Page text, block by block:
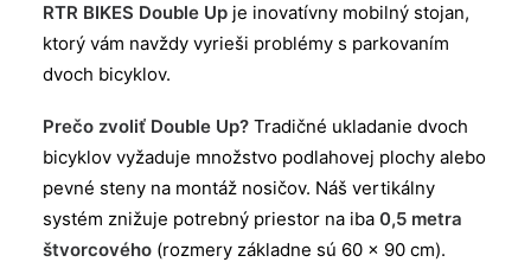
RTR BIKES Double Up je inovatívny mobilný stojan,
ktorý vám navždy vyrieši problémy s parkovaním
dvoch bicyklov.
Prečo zvoliť Double Up? Tradičné ukladanie dvoch
bicyklov vyžaduje množstvo podlahovej plochy alebo
pevné steny na montáž nosičov. Náš vertikálny
systém znižuje potrebný priestor na iba 0,5 metra
štvorcového (rozmery základne sú 60 x 90 cm).